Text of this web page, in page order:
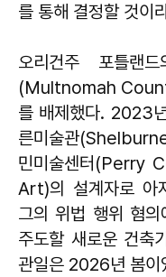
를 통해 결정할 것이
오리건주 포틀랜
(Multnomah
를 배제했다. 2023
른미술관
민미술센터
Art)의 설계자로 아
그의 위법 행위 혐
주도할 새로운 건축
관일은 2026년 봄이